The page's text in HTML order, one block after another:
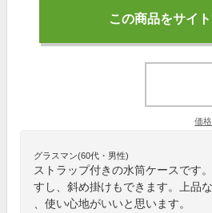
この商品をサイ
価
グラスマン(60代・男性)
ストラップ付きの水筒ケースです
すし、斜め掛けもできます。上品
、使い心地がいいと思います。